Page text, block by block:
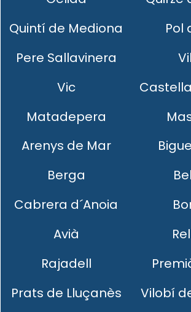
Quintí de Mediona
Pol
Pere Sallavinera
Vic
Matadepera
Arenys de Mar
Berga
Cabrera d´Anoia
Avià
Rajadell
Prats de Lluçanès
Vilobí